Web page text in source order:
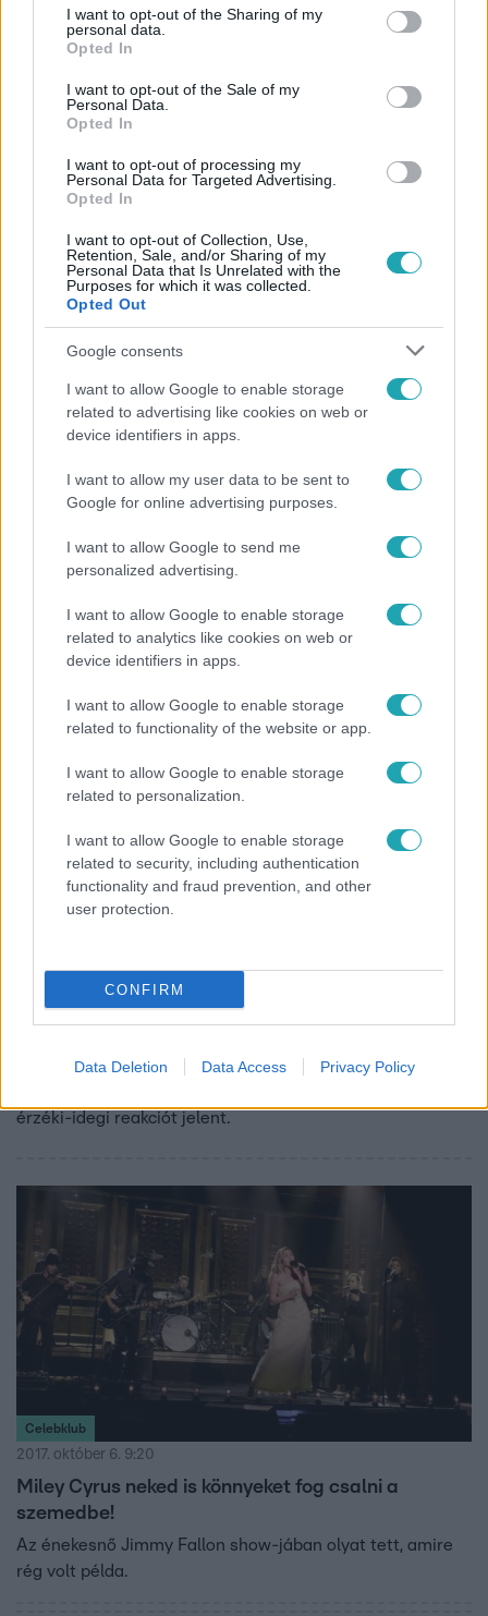
not limited to your visit or usage behaviour. You may click to
grant or deny consent to Google and its third-party tags to
use your data for below specified purposes in below Google
consent section.
I want to opt-out of the Sharing of my
personal data.
Opted In
I want to opt-out of the Sale of my
Personal Data.
Opted In
I want to opt-out of processing my
Personal Data for Targeted Advertising.
Opted In
I want to opt-out of Collection, Use,
Retention, Sale, and/or Sharing of my
Personal Data that Is Unrelated with the
Purposes for which it was collected.
Opted Out
Google consents
I want to allow Google to enable storage
related to advertising like cookies on web or
device identifiers in apps.
I want to allow my user data to be sent to
Google for online advertising purposes.
I want to allow Google to send me
personalized advertising.
I want to allow Google to enable storage
related to analytics like cookies on web or
device identifiers in apps.
I want to allow Google to enable storage
related to functionality of the website or app.
I want to allow Google to enable storage
related to personalization.
I want to allow Google to enable storage
related to security, including authentication
functionality and fraud prevention, and other
user protection.
CONFIRM
Data Deletion Data Access Privacy Policy
Félbe kellett szakítani a U2 berlini koncertjét, mert elment
az együttes énekesének hangja. Bono bocsánatot kért
lehető legrosszabbkor jött a U2-nak, mert csak most
Reggeli
2018. július 20. 5:38
Szebeni Tamás, A Konyhafőnök hangja külföldön
lelt otthonra
Ha meghalljuk a hangját, rögtön úgy érezzük magunkat,
mintha A Konyhafőnök-ben lennénk. Bársonyos hangja
van velünk Szebeni Tamás!
5:53
ASMR: a jóleső borzongás nyomában
Létezik egy érzés, melyet rengetegen tapasztalnak a
akkor is úgy, hogy ez olyan, mintha buborékok cirógatnák
Celebklub
2017. október 6. 9:20
Miley Cyrus neked is könnyeket fog csalni a
szemedbe!
Az énekesnő Jimmy Fallon show-jában olyat tett, amire
rég volt példa.